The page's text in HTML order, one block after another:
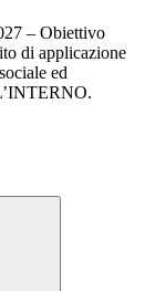
– Obiettivo
di applicazione
ed